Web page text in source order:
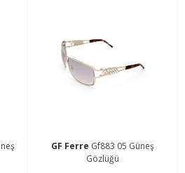
GF Ferre Gf883 05 Güneş
Gözlüğü